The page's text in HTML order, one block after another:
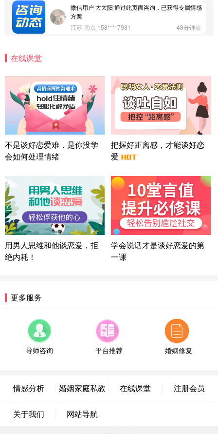
微信用户 大太阳 通过此页面咨询，已获得专属情感
方案
江苏-南京 158****7931
48分钟前
情感方案
北京-朝阳 151****3189
22分钟前
微信用户 巧?媚儿 通过此页面咨询，已获得专属情感
方案
上海-浦东 177****9074
56分钟前
微信用户 Liberty 通过此页面咨询，已获得专属情感
方案
广东-广州 188****5632
湖北-武汉 135****7410
41分钟前
微信用户 困困魚? 通过此页面咨询，已获得专属情感
方案
陕西-西安 139****6283
3分钟前
情感方案
浙江-宁波 150****8921
福建-厦门 159****4462
53分钟前
微信用户 凌乱小羊 通过此页面咨询，已获得专属情
辽宁-大连 176****2843
39分钟前
属情感方案
在线课堂
不是谈好恋爱难，是你没学
会如何处理情绪
把握好距离感，才能谈好恋
爱
用男人思维和他谈恋爱，拒
绝内耗！
学会说话才是谈好恋爱的第
一课
更多服务
导师咨询 平台推荐 婚姻修复
情感分析 婚姻家庭私教 在线课堂 注册会员
关于我们 网站导航